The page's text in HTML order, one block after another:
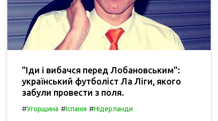
"Іди і вибачся перед Лобановським":
український футболіст Ла Ліги, якого
забули провести з поля.
#Угорщина #Іспанія #Нідерланди